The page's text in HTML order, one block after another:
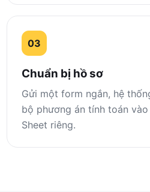
03
Chuẩn bị hồ sơ
Gửi một form ngắn, hệ
bộ phương án tính toán
Sheet riêng.